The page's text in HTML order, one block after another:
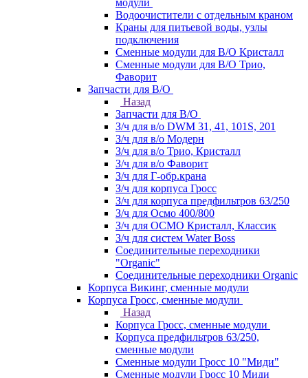
модули
Водоочистители с отдельным краном
Краны для питьевой воды, узлы
подключения
Сменные модули для В/О Кристалл
Сменные модули для В/О Трио,
Фаворит
Запчасти для В/О
Назад
Запчасти для В/О
З/ч для в/о DWM 31, 41, 101S, 201
З/ч для в/о Модерн
З/ч для в/о Трио, Кристалл
З/ч для в/о Фаворит
З/ч для Г-обр.крана
З/ч для корпуса Гросс
З/ч для корпуса предфильтров 63/250
З/ч для Осмо 400/800
З/ч для ОСМО Кристалл, Классик
З/ч для систем Water Boss
Соединительные переходники
"Organic"
Соединительные переходники Organic
Корпуса Викинг, сменные модули
Корпуса Гросс, сменные модули
Назад
Корпуса Гросс, сменные модули
Корпуса предфильтров 63/250,
сменные модули
Сменные модули Гросс 10 "Миди"
Сменные модули Гросс 10 Миди